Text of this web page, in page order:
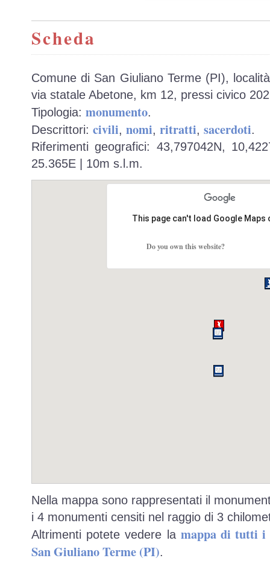
Scheda
Comune di San Giuliano Terme (PI),
via statale Abetone, km 12, pressi civico
Tipologia: monumento.
Descrittori: civili, nomi, ritratti, sacerdoti.
Riferimenti geografici: 43,797042N,
25.365E | 10m s.l.m.
This page can't load Google
Do you own this website?
Nella mappa sono rappresentati il
i 4 monumenti censiti nel raggio di 3
Altrimenti potete vedere la mappa di tutti i
San Giuliano Terme (PI).